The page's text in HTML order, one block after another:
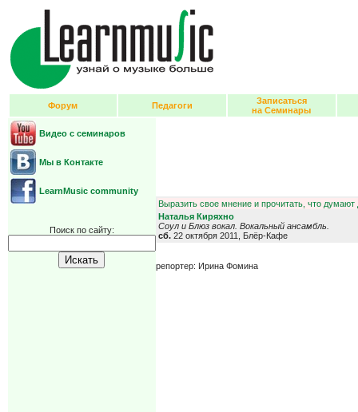
Форум Педагоги
Записаться
на Семинары
Видео с семинаров
Мы в Контакте
LearnMusic community
Поиск по сайту:
Выразить свое мнение и прочитать, что думают
Наталья Киряхно
Соул и Блюз вокал. Вокальный ансамбль.
сб.22 октября 2011, Блёр-Кафе
репортер: Ирина Фомина